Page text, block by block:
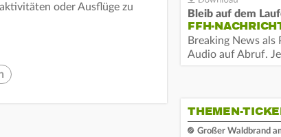
oder Ausflüge zu
Bleib auf dem
FFH-
Breaking News
Audio auf Abruf.
THEMEN-
Großer Waldbrand